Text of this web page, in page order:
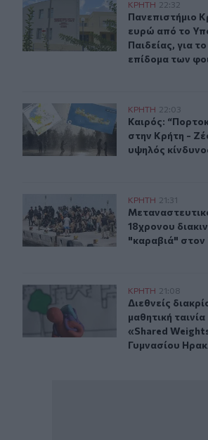
Πανεπιστήμιο Κρήτης: 3,35 εκατ.
ΚΡΗΤΗ 22:32
Πανεπιστήμιο
Πανεπιστήμιο
ευρώ από το
Παιδείας, για
επίδομα των
Καιρός: “Πορτοκαλί” συναγερμός
ΚΡΗΤΗ 22:03
Καιρός:
Καιρός:
στην Κρήτη -
υψηλός
Μεταναστευτικό: Σύλληψη
ΚΡΗΤΗ 21:31
18χρονου
"καραβιά"
Διεθνείς διακρίσεις για τη
ΚΡΗΤΗ 21:08
Διεθνείς
Διεθνείς
μαθητική
«Shared
Γυμνασίου